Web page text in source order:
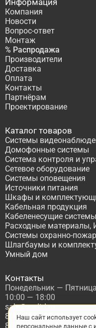
Компания
Новости
Вопрос-ответ
Монтаж
% Распродажа
Производители
Доставка
Оплата
Контакты
Партнёрам
Проектирование
Каталог товаров
Системы
Домофонные системы
Система контроля и
Сетевое оборудование
Системы оповещения
Источники питания
Шкафы и
Кабельная продукция
Кабеленесущие системы
Расходные материалы,
Системы охранно-
Шлагбаумы и
Умный дом
Контакты
Понедельник — Пятница
10:00 — 18:00
sale@asdtd.ru
8(495)677-95-20
8(800)555-06-68
Наш сайт использует
персональные данные с